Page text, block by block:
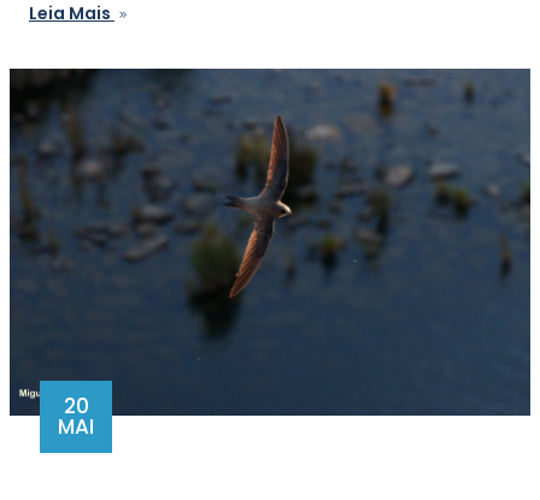
Leia Mais
20
MAI